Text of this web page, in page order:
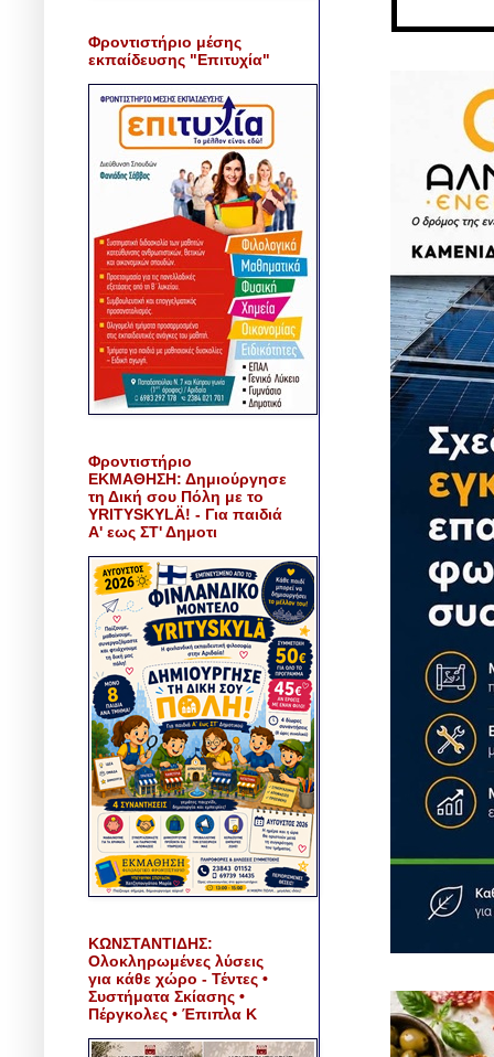
Φροντιστήριο μέσης
εκπαίδευσης "Επιτυχία"
Φροντιστήριο
ΕΚΜΑΘΗΣΗ: Δημιούργησε
τη Δική σου Πόλη με το
YRITYSKYLÄ! - Για παιδιά
Α' εως ΣΤ' Δημοτι
ΚΩΝΣΤΑΝΤΙΔΗΣ:
Ολοκληρωμένες λύσεις
για κάθε χώρο - Τέντες •
Συστήματα Σκίασης •
Πέργκολες • Έπιπλα Κ